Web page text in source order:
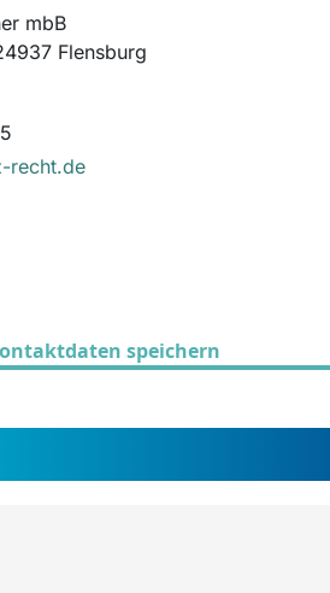
mbB
Flensburg
recht.de
speichern